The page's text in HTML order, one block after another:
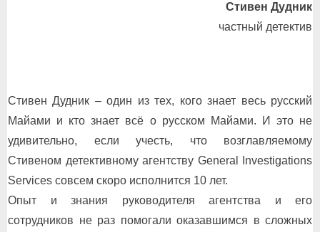
Стивен Дудник
частный детектив
Стивен Дудник – один из тех, кого знает весь русский
Майами и кто знает всё о русском Майами. И это не
удивительно, если учесть, что возглавляемому
Стивеном детективному агентству General Investigations
Services совсем скоро исполнится 10 лет.
Опыт и знания руководителя агентства и его
сотрудников не раз помогали оказавшимся в сложных